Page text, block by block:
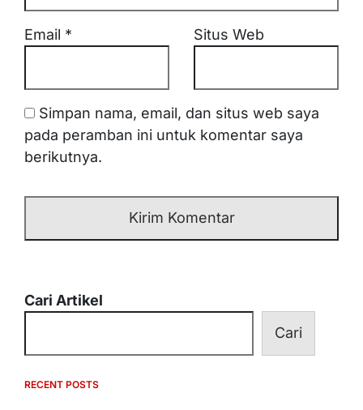
Email * Situs Web
Simpan nama, email, dan situs web saya
pada peramban ini untuk komentar saya
berikutnya.
Cari Artikel
Cari
RECENT POSTS